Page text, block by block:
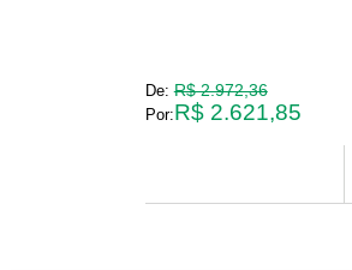
De: R$ 2.972,36
Por:R$ 2.621,85